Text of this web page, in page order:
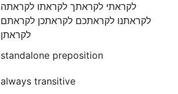
לקראתי לקראתך לקראתו לקראתה
לקראתנו לקראתכם לקראתכן לקראתם
לקראתן
standalone preposition
always transitive